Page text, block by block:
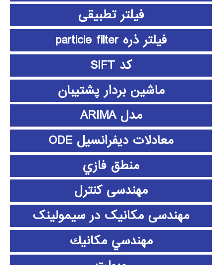
فیلتر تطبیقی
فیلتر ذره particle filter
کد SIFT
ماشین بردار پشتیبان
مدل ARIMA
معادلات دیفرانسیل ODE
منطق فازي
مهندسی کنترل
مهندسی مکانیک در سیمولینک
مهندسي مكانيك